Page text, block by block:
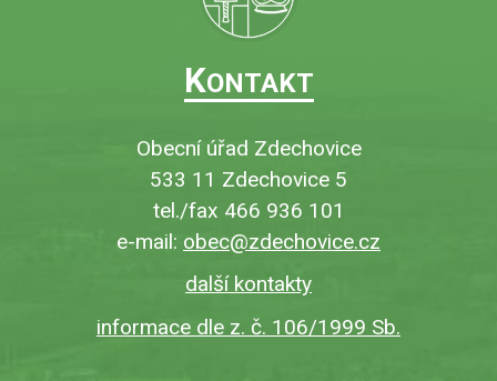
KONTAKT
Obecní úřad Zdechovice
533 11 Zdechovice 5
tel./fax 466 936 101
e-mail: obec@zdechovice.cz
další kontakty
informace dle z. č. 106/1999 Sb.